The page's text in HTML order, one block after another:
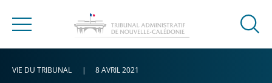
Menu
Ouvrir
VIE DU TRIBUNAL 8 AVRIL 2021